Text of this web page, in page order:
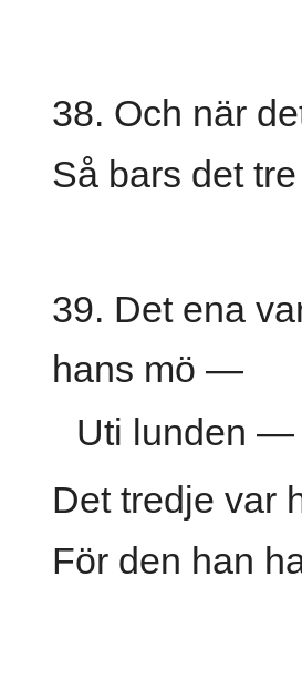
38. Och när
Så bars det
39. Det ena
hans mö —
Uti lunden —
Det tredje var
För den han